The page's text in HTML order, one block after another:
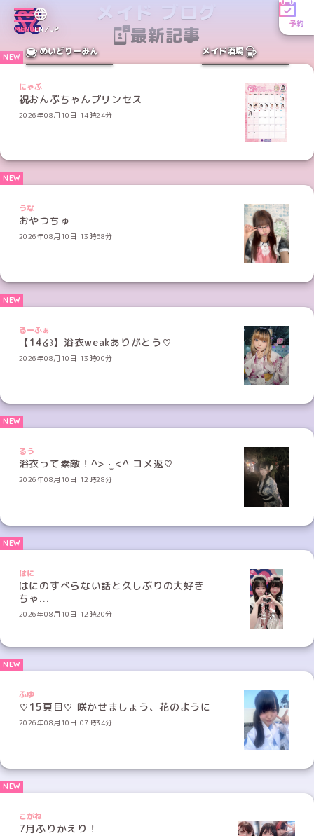
MENUEN／JP
予約
めいどりーみん メイド酒場
メイド ブログ
最新記事
にゃぷ
祝おんぷちゃんプリンセス
2026年08月10日 14時24分
うな
おやつちゅ
2026年08月10日 13時58分
るーふぁ
【14໒꒱】浴衣weakありがとう♡
2026年08月10日 13時00分
るう
浴衣って素敵！^> ·̫ <^ コメ返♡
2026年08月10日 12時28分
はに
はにのすべらない話と久しぶりの大好き
ちゃ...
2026年08月10日 12時20分
ふゆ
♡15頁目♡ 咲かせましょう、花のように
2026年08月10日 07時34分
こがね
7月ふりかえり！